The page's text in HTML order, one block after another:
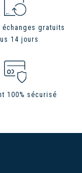
échanges gratuits
14 jours
100% sécurisé